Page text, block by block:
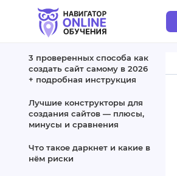
3 проверенных способа как
создать сайт самому в 2026
+ подробная инструкция
Лучшие конструкторы для
создания сайтов — плюсы,
минусы и сравнения
Что такое даркнет и какие в
нём риски